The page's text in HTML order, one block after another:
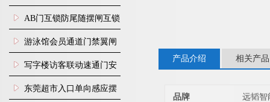
尘车间防静电闸机
AB门互锁防尾随摆闸互锁
闸机
游泳馆会员通道门禁翼闸
写字楼访客联动速通门安
装
东莞超市入口单向感应摆
产品介绍 相关产品
品牌 远韬智